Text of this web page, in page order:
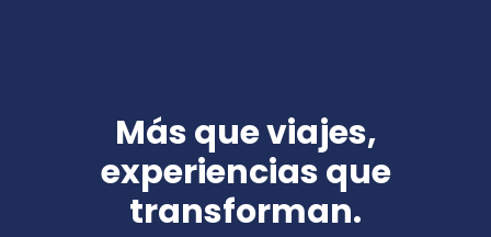
Más que viajes,
experiencias que
transforman.